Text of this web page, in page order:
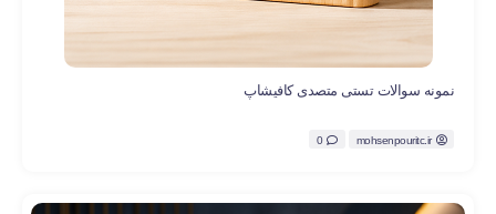
نمونه سوالات تستی متصدی کافیشاپ
mohsenpouritc.ir
0